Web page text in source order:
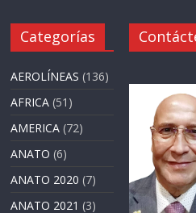
Categorías
AEROLÍNEAS (136)
AFRICA (51)
AMERICA (72)
ANATO (6)
ANATO 2020 (7)
ANATO 2021 (3)